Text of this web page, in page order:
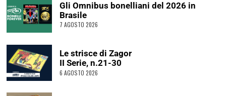
Gli Omnibus bonelliani del 2026 in
Brasile
7 AGOSTO 2026
Le strisce di Zagor
II Serie, n.21-30
6 AGOSTO 2026